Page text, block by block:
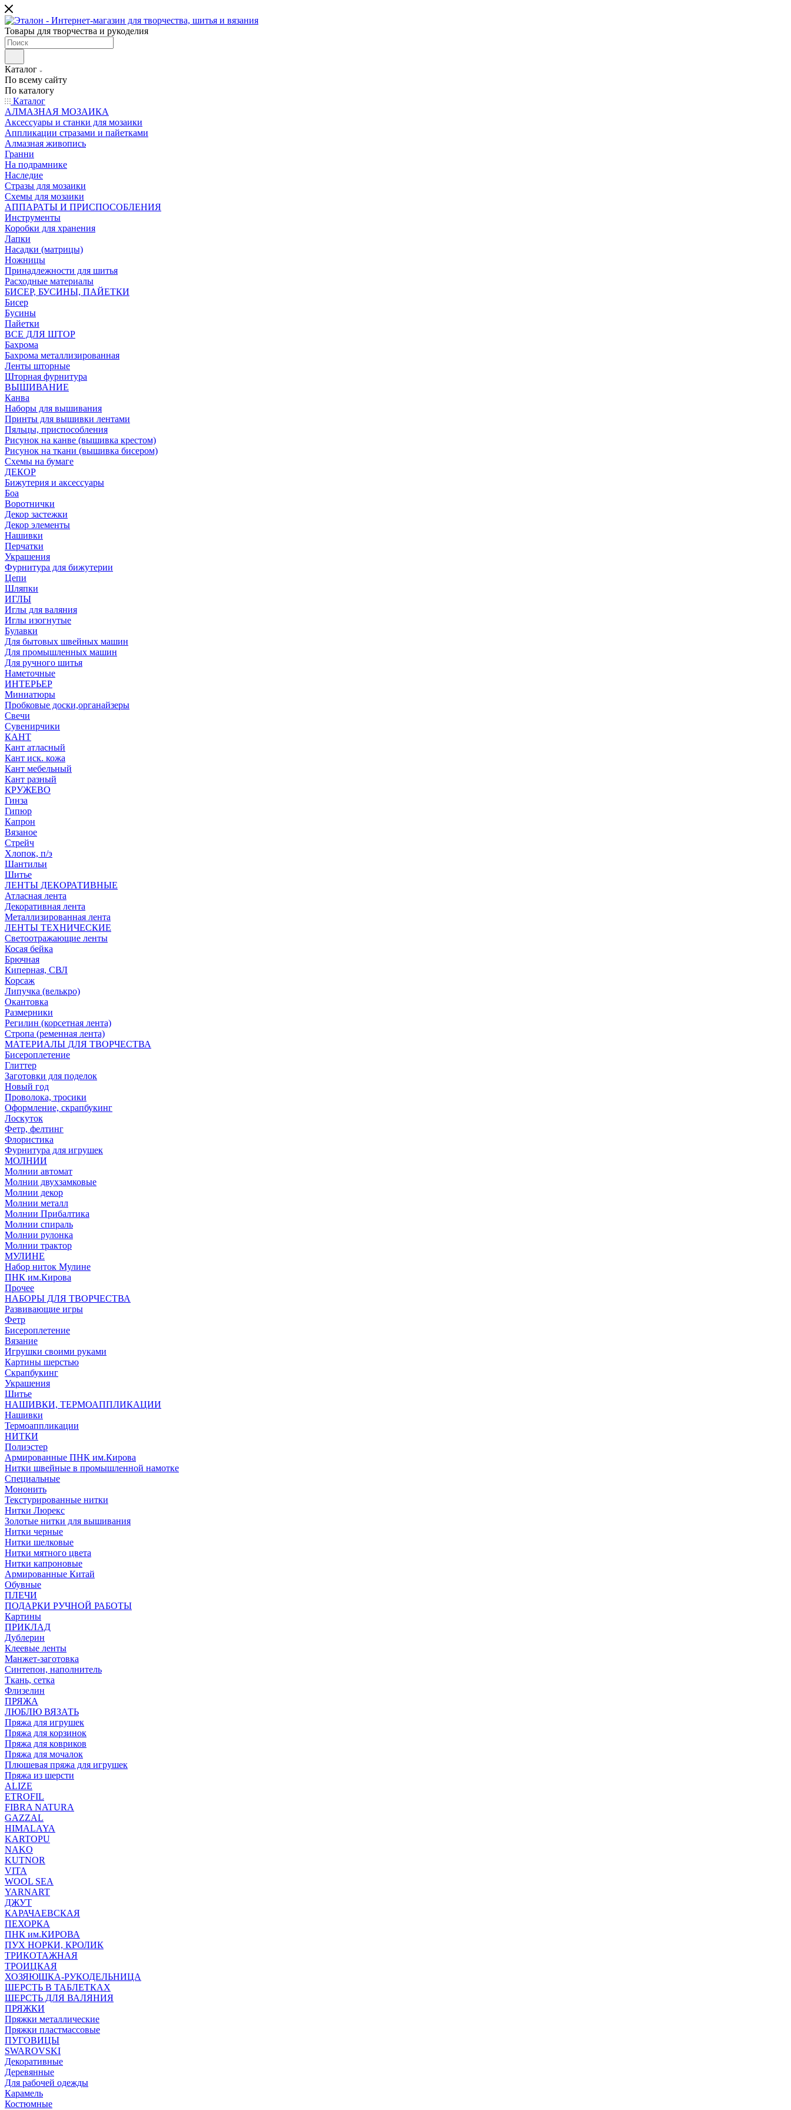
Товары для творчества и рукоделия
Каталог
По всему сайту
По каталогу
Каталог
АЛМАЗНАЯ МОЗАИКА
Аксессуары и станки для мозаики
Аппликации стразами и пайетками
Алмазная живопись
Гранни
На подрамнике
Наследие
Стразы для мозаики
Схемы для мозаики
АППАРАТЫ И ПРИСПОСОБЛЕНИЯ
Инструменты
Коробки для хранения
Лапки
Насадки (матрицы)
Ножницы
Принадлежности для шитья
Расходные материалы
БИСЕР, БУСИНЫ, ПАЙЕТКИ
Бисер
Бусины
Пайетки
ВСЕ ДЛЯ ШТОР
Бахрома
Бахрома металлизированная
Ленты шторные
Шторная фурнитура
ВЫШИВАНИЕ
Канва
Наборы для вышивания
Принты для вышивки лентами
Пяльцы, приспособления
Рисунок на канве (вышивка крестом)
Рисунок на ткани (вышивка бисером)
Схемы на бумаге
ДЕКОР
Бижутерия и аксессуары
Боа
Воротнички
Декор застежки
Декор элементы
Нашивки
Перчатки
Украшения
Фурнитура для бижутерии
Цепи
Шляпки
ИГЛЫ
Иглы для валяния
Иглы изогнутые
Булавки
Для бытовых швейных машин
Для промышленных машин
Для ручного шитья
Наметочные
ИНТЕРЬЕР
Миниатюры
Пробковые доски,органайзеры
Свечи
Сувенирчики
КАНТ
Кант атласный
Кант иск. кожа
Кант мебельный
Кант разный
КРУЖЕВО
Гинза
Гипюр
Капрон
Вязаное
Стрейч
Хлопок, п/э
Шантильи
Шитье
ЛЕНТЫ ДЕКОРАТИВНЫЕ
Атласная лента
Декоративная лента
Металлизированная лента
ЛЕНТЫ ТЕХНИЧЕСКИЕ
Светоотражающие ленты
Косая бейка
Брючная
Киперная, СВЛ
Корсаж
Липучка (велькро)
Окантовка
Размерники
Регилин (корсетная лента)
Стропа (ременная лента)
МАТЕРИАЛЫ ДЛЯ ТВОРЧЕСТВА
Бисероплетение
Глиттер
Заготовки для поделок
Новый год
Проволока, тросики
Оформление, скрапбукинг
Лоскуток
Фетр, фелтинг
Флористика
Фурнитура для игрушек
МОЛНИИ
Молнии автомат
Молнии двухзамковые
Молнии декор
Молнии металл
Молнии Прибалтика
Молнии спираль
Молнии рулонка
Молнии трактор
МУЛИНЕ
Набор ниток Мулине
ПНК им.Кирова
Прочее
НАБОРЫ ДЛЯ ТВОРЧЕСТВА
Развивающие игры
Фетр
Бисероплетение
Вязание
Игрушки своими руками
Картины шерстью
Скрапбукинг
Украшения
Шитье
НАШИВКИ, ТЕРМОАППЛИКАЦИИ
Нашивки
Термоаппликации
НИТКИ
Полиэстер
Армированные ПНК им.Кирова
Нитки швейные в промышленной намотке
Специальные
Мононить
Текстурированные нитки
Нитки Люрекс
Золотые нитки для вышивания
Нитки черные
Нитки шелковые
Нитки мятного цвета
Нитки капроновые
Армированные Китай
Обувные
ПЛЕЧИ
ПОДАРКИ РУЧНОЙ РАБОТЫ
Картины
ПРИКЛАД
Дублерин
Клеевые ленты
Манжет-заготовка
Синтепон, наполнитель
Ткань, сетка
Флизелин
ПРЯЖА
ЛЮБЛЮ ВЯЗАТЬ
Пряжа для игрушек
Пряжа для корзинок
Пряжа для ковриков
Пряжа для мочалок
Плюшевая пряжа для игрушек
Пряжа из шерсти
ALIZE
ETROFIL
FIBRA NATURA
GAZZAL
HIMALAYA
KARTOPU
NAKO
KUTNOR
VITA
WOOL SEA
YARNART
ДЖУТ
КАРАЧАЕВСКАЯ
ПЕХОРКА
ПНК им.КИРОВА
ПУХ НОРКИ, КРОЛИК
ТРИКОТАЖНАЯ
ТРОИЦКАЯ
ХОЗЯЮШКА-РУКОДЕЛЬНИЦА
ШЕРСТЬ В ТАБЛЕТКАХ
ШЕРСТЬ ДЛЯ ВАЛЯНИЯ
ПРЯЖКИ
Пряжки металлические
Пряжки пластмассовые
ПУГОВИЦЫ
SWAROVSKI
Декоративные
Деревянные
Для рабочей одежды
Карамель
Костюмные